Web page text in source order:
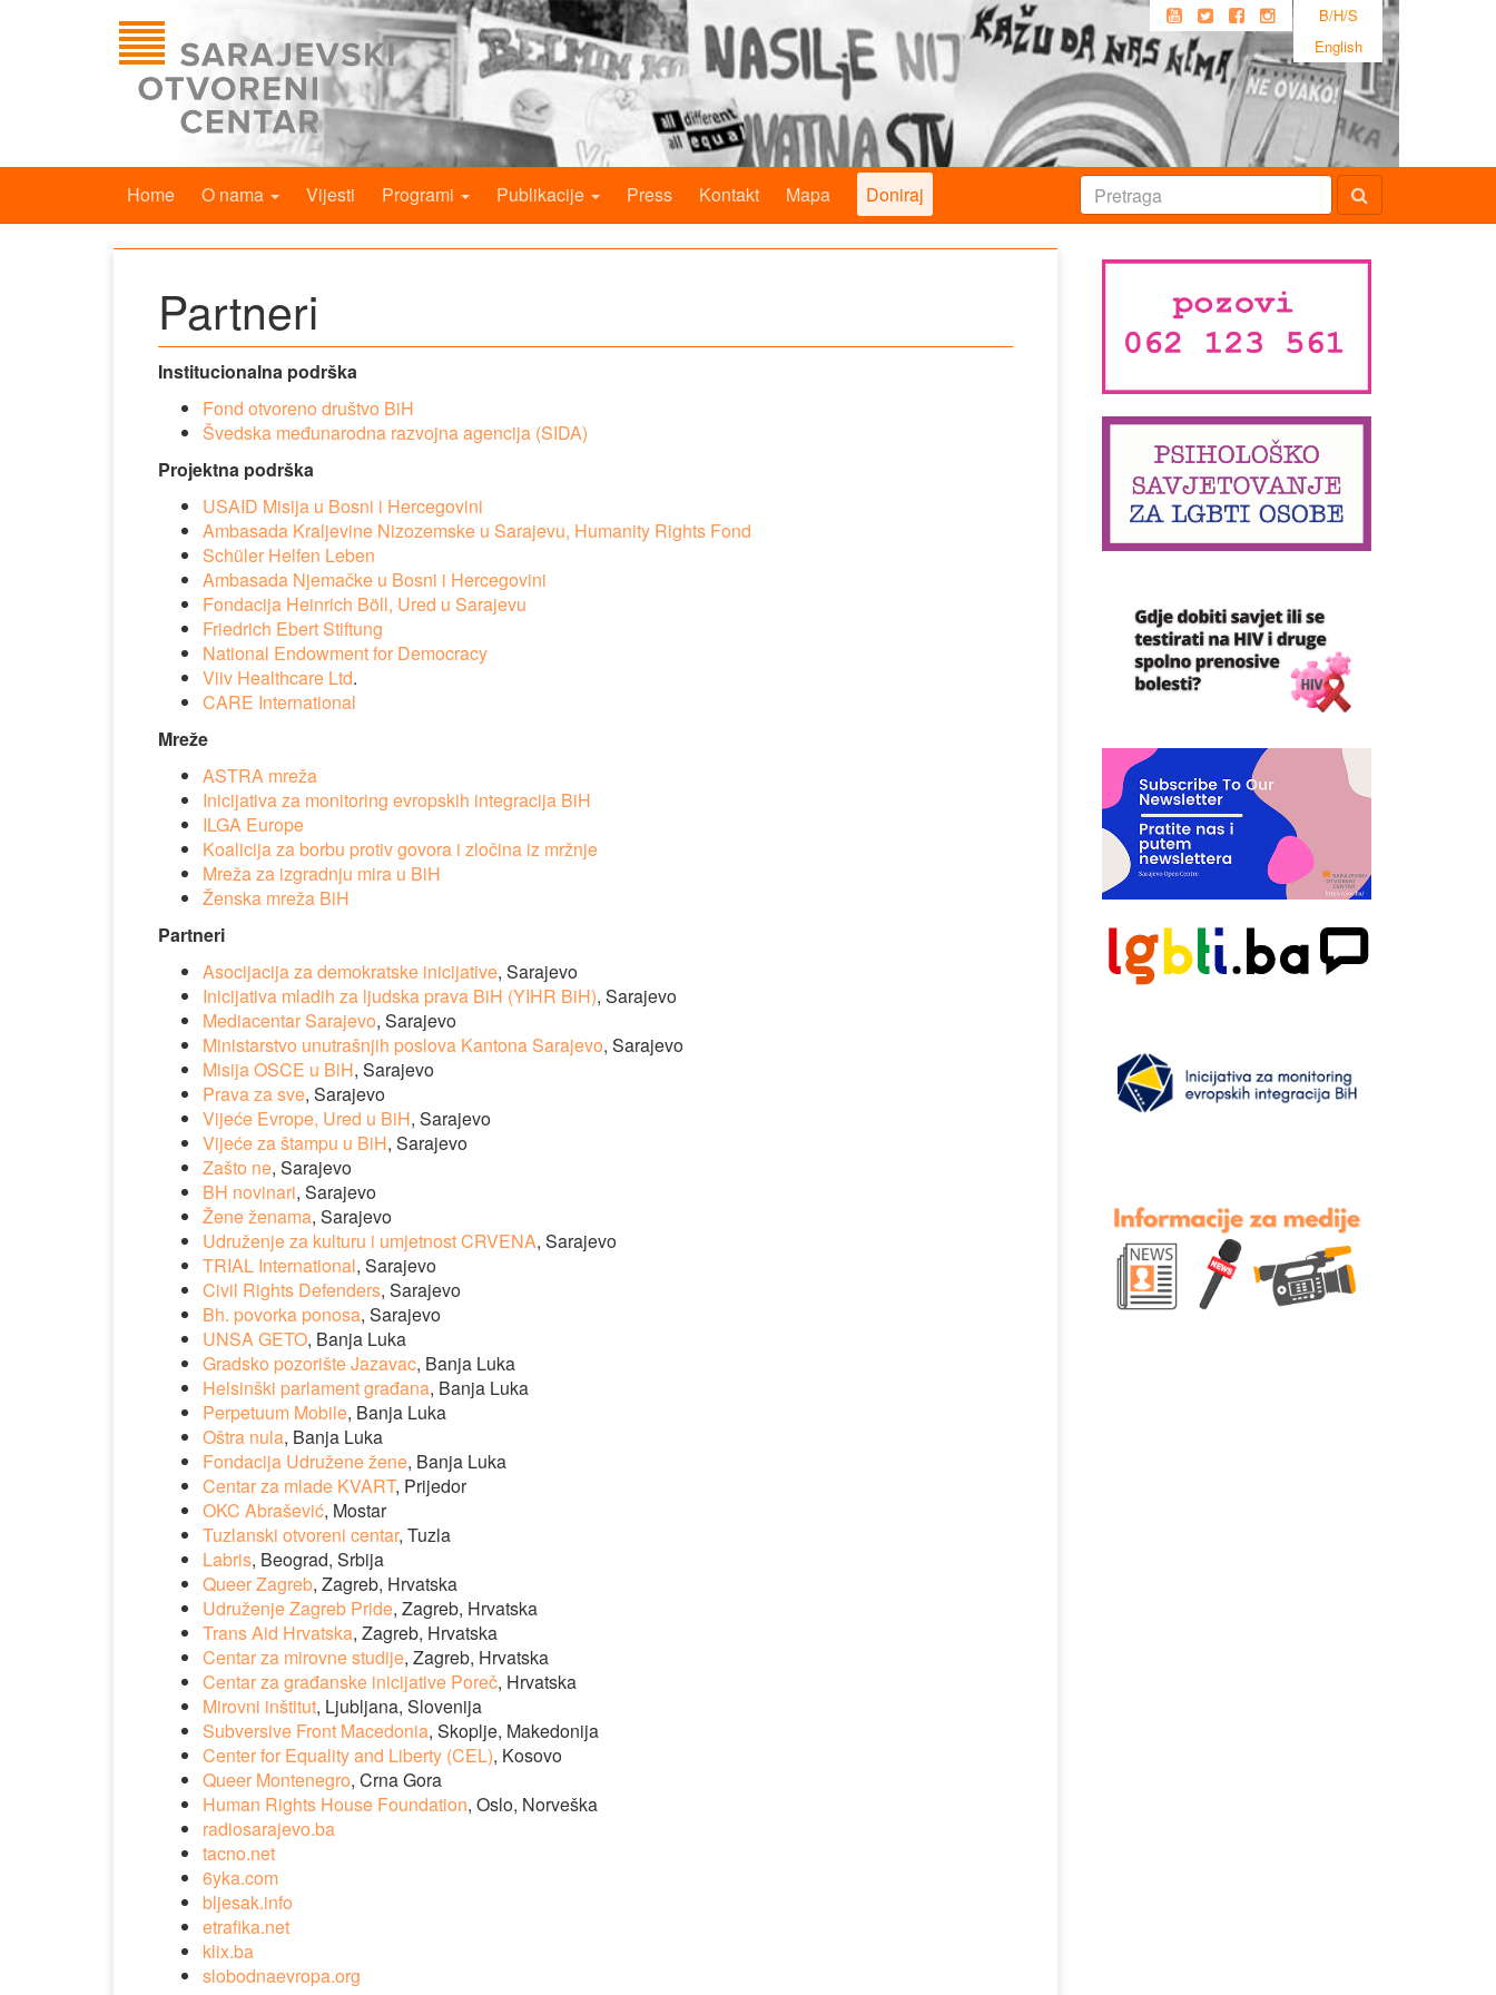
B/H/S
English
Home O nama Vijesti Programi Publikacije Press Kontakt Mapa Doniraj
Partneri
Institucionalna podrška
Fond otvoreno društvo BiH
Švedska međunarodna razvojna agencija (SIDA)
Projektna podrška
USAID Misija u Bosni i Hercegovini
Ambasada Kraljevine Nizozemske u Sarajevu, Humanity Rights Fond
Schüler Helfen Leben
Ambasada Njemačke u Bosni i Hercegovini
Fondacija Heinrich Böll, Ured u Sarajevu
Friedrich Ebert Stiftung
National Endowment for Democracy
Viiv Healthcare Ltd.
CARE International
Mreže
ASTRA mreža
Inicijativa za monitoring evropskih integracija BiH
ILGA Europe
Koalicija za borbu protiv govora i zločina iz mržnje
Mreža za izgradnju mira u BiH
Ženska mreža BiH
Partneri
Asocijacija za demokratske inicijative, Sarajevo
Inicijativa mladih za ljudska prava BiH (YIHR BiH), Sarajevo
Mediacentar Sarajevo, Sarajevo
Ministarstvo unutrašnjih poslova Kantona Sarajevo, Sarajevo
Misija OSCE u BiH, Sarajevo
Prava za sve, Sarajevo
Vijeće Evrope, Ured u BiH, Sarajevo
Vijeće za štampu u BiH, Sarajevo
Zašto ne, Sarajevo
BH novinari, Sarajevo
Žene ženama, Sarajevo
Udruženje za kulturu i umjetnost CRVENA, Sarajevo
TRIAL International, Sarajevo
Civil Rights Defenders, Sarajevo
Bh. povorka ponosa, Sarajevo
UNSA GETO, Banja Luka
Gradsko pozorište Jazavac, Banja Luka
Helsinški parlament građana, Banja Luka
Perpetuum Mobile, Banja Luka
Oštra nula, Banja Luka
Fondacija Udružene žene, Banja Luka
Centar za mlade KVART, Prijedor
OKC Abrašević, Mostar
Tuzlanski otvoreni centar, Tuzla
Labris, Beograd, Srbija
Queer Zagreb, Zagreb, Hrvatska
Udruženje Zagreb Pride, Zagreb, Hrvatska
Trans Aid Hrvatska, Zagreb, Hrvatska
Centar za mirovne studije, Zagreb, Hrvatska
Centar za građanske inicijative Poreč, Hrvatska
Mirovni inštitut, Ljubljana, Slovenija
Subversive Front Macedonia, Skoplje, Makedonija
Center for Equality and Liberty (CEL), Kosovo
Queer Montenegro, Crna Gora
Human Rights House Foundation, Oslo, Norveška
radiosarajevo.ba
tacno.net
6yka.com
bljesak.info
etrafika.net
klix.ba
slobodnaevropa.org